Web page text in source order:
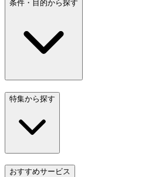
条件・目的から探す
特集から探す
おすすめサービス